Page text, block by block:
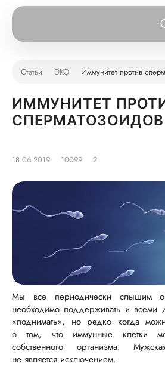
Статьи ЭКО Иммунитет против
ИММУНИТЕТ
СПЕРМАТОЗОИДОВ
18.06.2019 10099 2
Мы все периодически слышим о
необходимо поддерживать и всеми
«поднимать», но редко когда
о том, что иммунные клетки
собственного организма.
не является исключением.